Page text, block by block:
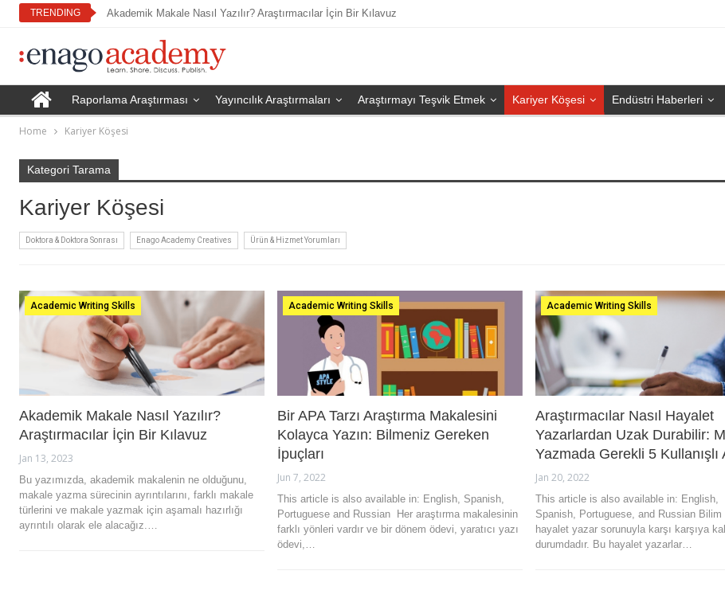
TRENDING Akademik Makale Nasıl Yazılır? Araştırmacılar İçin Bir Kılavuz
Raporlama Araştırması Yayıncılık Araştırmaları Araştırmayı Teşvik Etmek Kariyer Köşesi Endüstri Haberleri
Home Kariyer Köşesi
Kategori Tarama
Kariyer Köşesi
Doktora & Doktora Sonrası Enago Academy Creatives Ürün & Hizmet Yorumları
Academic Writing Skills
Akademik Makale Nasıl Yazılır?
Araştırmacılar İçin Bir Kılavuz
Jan 13, 2023
Bu yazımızda, akademik makalenin ne olduğunu,
makale yazma sürecinin ayrıntılarını, farklı makale
türlerini ve makale yazmak için aşamalı hazırlığı
ayrıntılı olarak ele alacağız.…
Academic Writing Skills
Bir APA Tarzı Araştırma Makalesini
Kolayca Yazın: Bilmeniz Gereken
İpuçları
Jun 7, 2022
This article is also available in: English, Spanish,
Portuguese and Russian Her araştırma makalesinin
farklı yönleri vardır ve bir dönem ödevi, yaratıcı yazı
ödevi,…
Academic Writing Skills
Araştırmacılar Nasıl Hayalet
Yazarlardan Uzak Durabilir:
Yazmada Gerekli 5 Kullanışlı
Jan 20, 2022
This article is also available in: English,
Spanish, Portuguese, and Russian Bilim
hayalet yazar sorunuyla karşı karşıya
durumdadır. Bu hayalet yazarlar…